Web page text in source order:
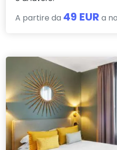
A partire da 49 EUR a